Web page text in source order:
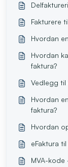
Fakturere
Hvordan
Hvordan
faktura?
Vedlegg
Hvordan
faktura?
Hvordan
eFaktura
MVA-